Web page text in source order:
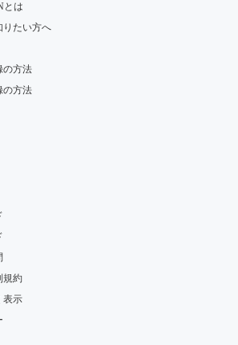
とは
りたい方へ
の方法
の方法
規約
表示